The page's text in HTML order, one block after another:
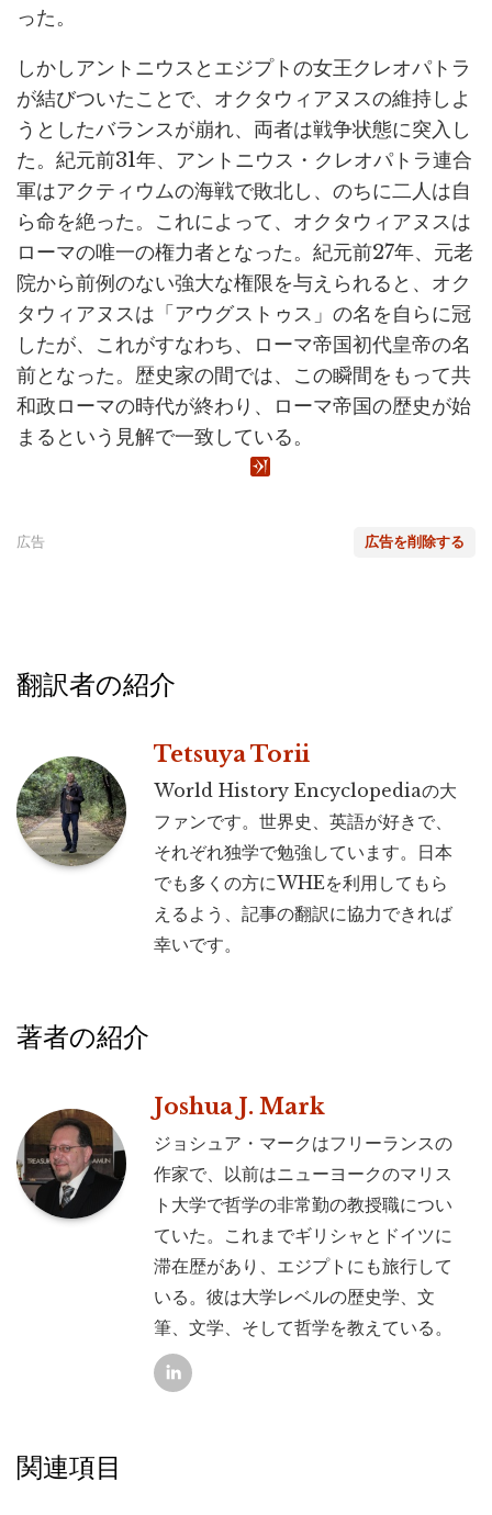
った。
しかしアントニウスとエジプトの女王クレオパトラ
が結びついたことで、オクタウィアヌスの維持しよ
うとしたバランスが崩れ、両者は戦争状態に突入し
た。紀元前31年、アントニウス・クレオパトラ連合
軍はアクティウムの海戦で敗北し、のちに二人は自
ら命を絶った。これによって、オクタウィアヌスは
ローマの唯一の権力者となった。紀元前27年、元老
院から前例のない強大な権限を与えられると、オク
タウィアヌスは「アウグストゥス」の名を自らに冠
したが、これがすなわち、ローマ帝国初代皇帝の名
前となった。歴史家の間では、この瞬間をもって共
和政ローマの時代が終わり、ローマ帝国の歴史が始
まるという見解で一致している。
広告を削除する
広告
翻訳者の紹介
Tetsuya Torii
World History Encyclopediaの大
ファンです。世界史、英語が好きで、
それぞれ独学で勉強しています。日本
でも多くの方にWHEを利用してもら
えるよう、記事の翻訳に協力できれば
幸いです。
著者の紹介
Joshua J. Mark
ジョシュア・マークはフリーランスの
作家で、以前はニューヨークのマリス
ト大学で哲学の非常勤の教授職につい
ていた。これまでギリシャとドイツに
滞在歴があり、エジプトにも旅行して
いる。彼は大学レベルの歴史学、文
筆、文学、そして哲学を教えている。
関連項目